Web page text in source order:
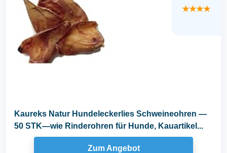
★★★★
Kaureks Natur Hundeleckerlies Schweineohren —
50 STK—wie Rinderohren für Hunde, Kauartikel...
Zum Angebot